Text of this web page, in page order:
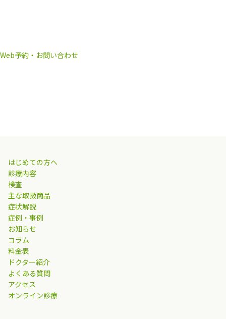
Web予約・お問い合わせ
はじめての方へ
診療内容
検査
主な取扱商品
症状解説
症例・事例
お知らせ
コラム
料金表
ドクター紹介
よくある質問
アクセス
オンライン診療